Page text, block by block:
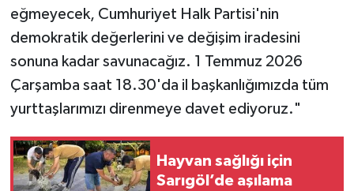
eğmeyecek, Cumhuriyet Halk Partisi'nin
demokratik değerlerini ve değişim iradesini
sonuna kadar savunacağız. 1 Temmuz 2026
Çarşamba saat 18.30'da il başkanlığımızda tüm
yurttaşlarımızı direnmeye davet ediyoruz."
Hayvan sağlığı için
Sarıgöl’de aşılama